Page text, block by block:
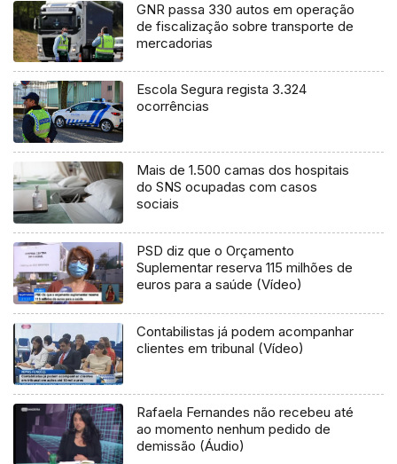
GNR passa 330 autos em operação
de fiscalização sobre transporte de
mercadorias
Escola Segura regista 3.324
ocorrências
Mais de 1.500 camas dos hospitais
do SNS ocupadas com casos
sociais
PSD diz que o Orçamento
Suplementar reserva 115 milhões de
euros para a saúde (Vídeo)
Contabilistas já podem acompanhar
clientes em tribunal (Vídeo)
Rafaela Fernandes não recebeu até
ao momento nenhum pedido de
demissão (Áudio)